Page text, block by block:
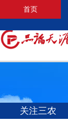
首页
关注三农